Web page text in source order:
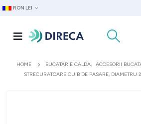
RON LEI
HOME BUCATARIE CALDA, ACCESORII
STRECURATOARE CUIB DE PASARE, DIAMETRU